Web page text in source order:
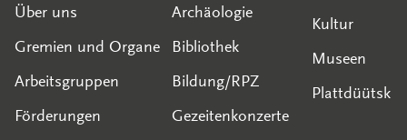
Über uns
Gremien und Organe
Arbeitsgruppen
Förderungen
Archäologie
Bibliothek
Bildung/RPZ
Gezeitenkonzerte
Kultur
Museen
Plattdüütsk